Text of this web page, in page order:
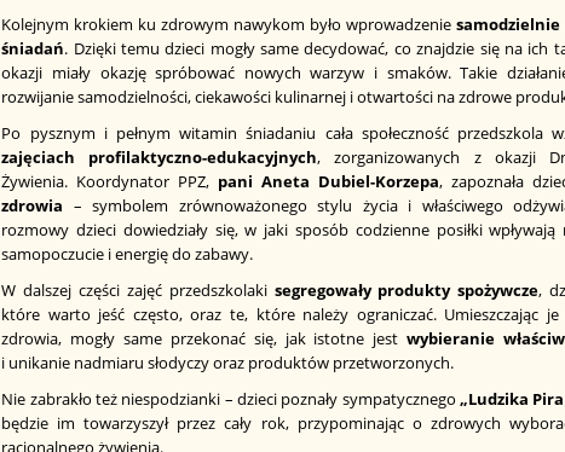
Kolejnym krokiem ku zdrowym nawykom było wprowadzenie samodzielnie
śniadań. Dzięki temu dzieci mogły same decydować, co znajdzie się na ich
okazji miały okazję spróbować nowych warzyw i smaków. Takie
rozwijanie samodzielności, ciekawości kulinarnej i otwartości na zdrowe
Po pysznym i pełnym witamin śniadaniu cała społeczność przedszkola
zajęciach profilaktyczno-edukacyjnych, zorganizowanych z okazji
Żywienia. Koordynator PPZ, pani Aneta Dubiel-Korzepa, zapoznała
zdrowia – symbolem zrównoważonego stylu życia i właściwego
rozmowy dzieci dowiedziały się, w jaki sposób codzienne posiłki
samopoczucie i energię do zabawy.
W dalszej części zajęć przedszkolaki segregowały produkty spożywcze,
które warto jeść często, oraz te, które należy ograniczać. Umieszczając
zdrowia, mogły same przekonać się, jak istotne jestwybieranie
i unikanie nadmiaru słodyczy oraz produktów przetworzonych.
Nie zabrakło też niespodzianki – dzieci poznały sympatycznego„Ludzika
będzie im towarzyszył przez cały rok, przypominając o zdrowych
racjonalnego żywienia.